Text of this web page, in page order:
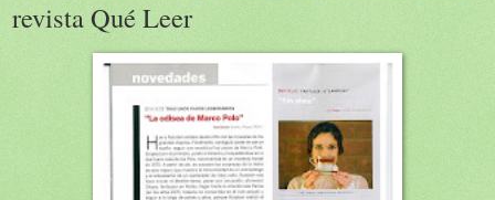
revista Qué Leer